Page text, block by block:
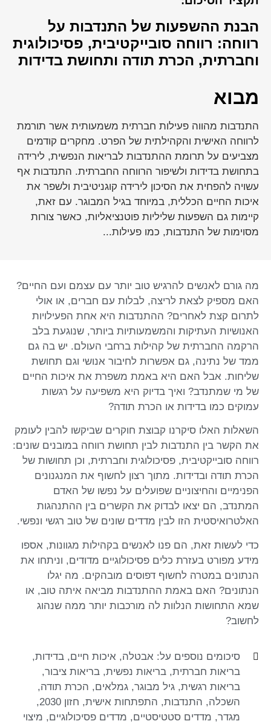
הבנת ההשפעות של התנדבות על
רווחה: רווחה סובייקטיבית, פסיכולוגית
וחברתית, הכרת תודה ותחושת בדידות
מבוא
התנדבות מהווה פעילות חברתית משמעותית אשר תורמת
לרווחה האישית והקהילתית של הפרט. מחקרים קודמים
מצביעים על תרומת ההתנדבות לבריאות הנפשית, לירידה
בתחושת בדידות ולשיפור הרווחה החברתית. התנדבות אף
עשויה להפחית את הסיכון לירידה קוגניטיבית ולשפר את
איכות החיים הכללית, במיוחד בגיל המבוגר. עם זאת,
קיימות גם השפעות שליליות פוטנציאליות, כאשר צורות
מסוימות של התנדבות, כמו פעילות...
מה גורם לאנשים להרגיש טוב יותר עם עצמם ועם החיים?
האם מספיק לצאת לריצה, לבלות עם חברים, או אולי
לתרום קצת לאחרים? ההתנדבות היא אחת הפעילויות
האנושיות העתיקות והמשמעותיות ביותר, שנוגעת בלב
הרקמה החברתית של קהילות ברחבי העולם. יש בה גם
ממד של נתינה, גם אפשרות לחיבור אנושי וגם תחושת
שליחות. אבל האם היא באמת משפרת את איכות החיים
של מי שמתנדב? ואיך בדיוק היא משפיעה על רגשות
עמוקים כמו בדידות או הכרת תודה?
השאלות האלו סיקרנו קבוצת חוקרים שביקשו להבין לעומק
את הקשר בין התנדבות לבין תחושת רווחה במובנים שונים:
רווחה סובייקטיבית, פסיכולוגית וחברתית, וכן תחושות של
הכרת תודה ובדידות. מתוך רצון לחשוף את המנגנונים
הפנימיים והחיצוניים שפועלים על נפשו של האדם
המתנדב, הם יצאו לבדוק את הקשרים בין ההתנהגות
האלטרואיסטית הזו לבין מדדים שונים של טוב רגשי ונפשי.
כדי לעשות זאת, הם פנו לאנשים בקהילות מגוונות, אספו
מידע מפורט בעזרת כלים פסיכולוגיים מדודים, וניתחו את
הנתונים במטרה לחשוף דפוסים מובהקים. מה יגלו
הנתונים? האם באמת ההתנדבות מביאה איתה טוב, או
שמא התחושות הנלוות לה מורכבות יותר ממה שנהוג
לחשוב?
סיכומים נוספים על: אבטלה, איכות חיים, בדידות,
בריאות חברתית, בריאות נפשית, בריאות ציבור,
בריאות רגשית, גיל מבוגר, גמלאים, הכרת תודה,
השכלה, התנדבות, התפתחות אישית, חזון 2030
,
מגדר, מדדים סטטיסטיים, מדדים פסיכולוגיים, מיצוי